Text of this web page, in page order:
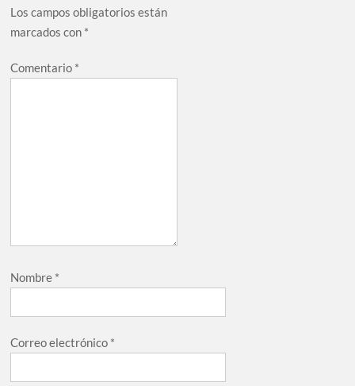
Los campos obligatorios están
marcados con *
Comentario *
Nombre *
Correo electrónico *